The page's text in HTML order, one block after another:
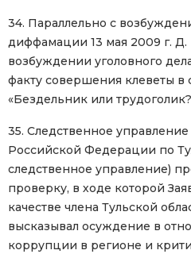
34. Параллельно с
диффамации 13 мая 2009 г. Д.
возбуждении уголовного
факту совершения клеветы в
«Бездельник или
35. Следственное
Российской Федерации по
следственное управление)
проверку, в ходе которой
качестве члена Тульской
высказывал осуждение в
коррупции в регионе и